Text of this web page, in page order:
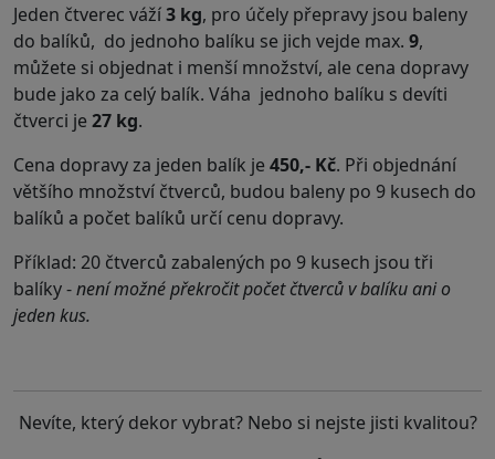
Jeden čtverec váží3 kg, pro účely přepravy jsou baleny
do balíků, do jednoho balíku se jich vejde max. 9,
můžete si objednat i menší množství, ale cena dopravy
bude jako za celý balík. Váha jednoho balíku s devíti
čtverci je 27 kg.
Cena dopravy za jeden balík je 450,- Kč. Při objednání
většího množství čtverců, budou baleny po 9 kusech do
balíků a počet balíků určí cenu dopravy.
Příklad: 20 čtverců zabalených po 9 kusech jsou tři
balíky -není možné překročit počet čtverců v balíku ani o
jeden kus.
Nevíte, který dekor vybrat? Nebo si nejste jisti kvalitou?